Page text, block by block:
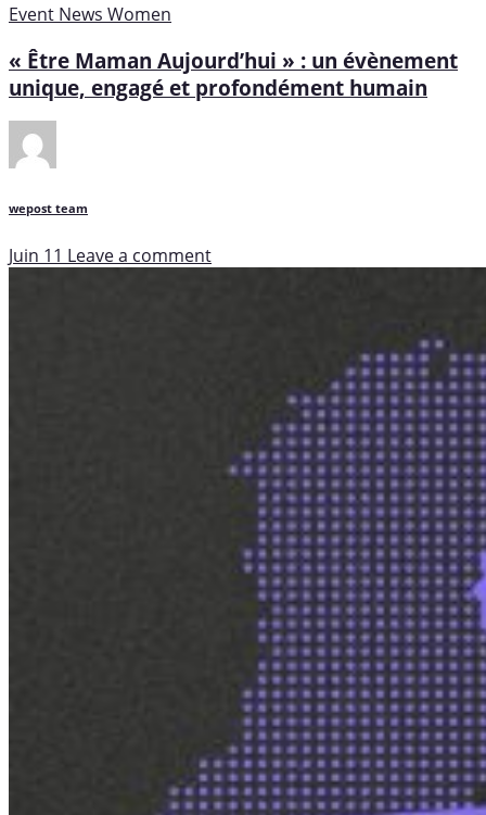
Event News Women
« Être Maman Aujourd’hui » : un évènement
unique, engagé et profondément humain
wepost team
Juin 11 Leave a comment